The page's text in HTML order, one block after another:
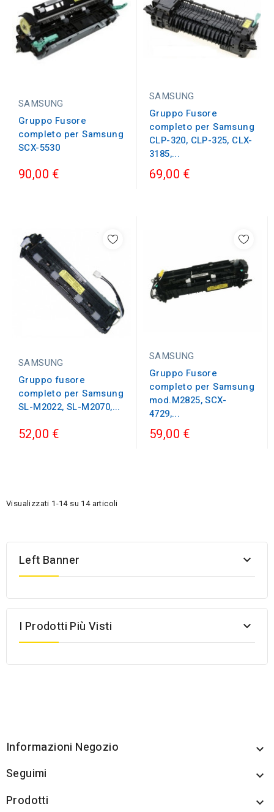
SAMSUNG
Gruppo Fusore
completo per Samsung
SCX-5530
90,00 €
SAMSUNG
Gruppo Fusore
completo per Samsung
CLP-320, CLP-325, CLX-
3185,...
69,00 €
SAMSUNG
Gruppo fusore
completo per Samsung
SL-M2022, SL-M2070,...
52,00 €
SAMSUNG
Gruppo Fusore
completo per Samsung
mod.M2825, SCX-
4729,...
59,00 €
Visualizzati 1-14 su 14 articoli
Left Banner 
I Prodotti Più Visti 
Informazioni Negozio 
Seguimi 
Prodotti 